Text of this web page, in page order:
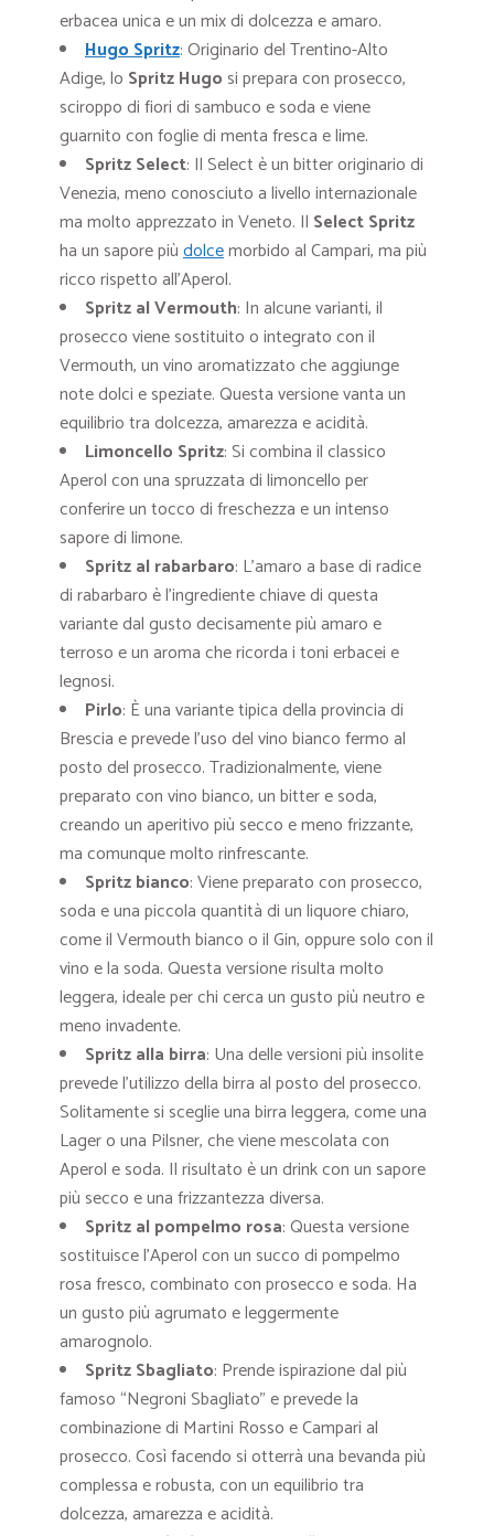
erbacea unica e un mix di dolcezza e amaro.
Hugo Spritz: Originario del Trentino-Alto
Adige, lo Spritz Hugo si prepara con prosecco,
sciroppo di fiori di sambuco e soda e viene
guarnito con foglie di menta fresca e lime.
Spritz Select: Il Select è un bitter originario di
Venezia, meno conosciuto a livello internazionale
ma molto apprezzato in Veneto. Il Select Spritz
ha un sapore piùdolcemorbido al Campari, ma più
ricco rispetto all’Aperol.
Spritz al Vermouth: In alcune varianti, il
prosecco viene sostituito o integrato con il
Vermouth, un vino aromatizzato che aggiunge
note dolci e speziate. Questa versione vanta un
equilibrio tra dolcezza, amarezza e acidità.
Limoncello Spritz: Si combina il classico
Aperol con una spruzzata di limoncello per
conferire un tocco di freschezza e un intenso
sapore di limone.
Spritz al rabarbaro: L’amaro a base di radice
di rabarbaro è l’ingrediente chiave di questa
variante dal gusto decisamente più amaro e
terroso e un aroma che ricorda i toni erbacei e
legnosi.
Pirlo: È una variante tipica della provincia di
Brescia e prevede l’uso del vino bianco fermo al
posto del prosecco. Tradizionalmente, viene
preparato con vino bianco, un bitter e soda,
creando un aperitivo più secco e meno frizzante,
ma comunque molto rinfrescante.
Spritz bianco: Viene preparato con prosecco,
soda e una piccola quantità di un liquore chiaro,
come il Vermouth bianco o il Gin, oppure solo con il
vino e la soda. Questa versione risulta molto
leggera, ideale per chi cerca un gusto più neutro e
meno invadente.
Spritz alla birra: Una delle versioni più insolite
prevede l’utilizzo della birra al posto del prosecco.
Solitamente si sceglie una birra leggera, come una
Lager o una Pilsner, che viene mescolata con
Aperol e soda. Il risultato è un drink con un sapore
più secco e una frizzantezza diversa.
Spritz al pompelmo rosa: Questa versione
sostituisce l’Aperol con un succo di pompelmo
rosa fresco, combinato con prosecco e soda. Ha
un gusto più agrumato e leggermente
amarognolo.
Spritz Sbagliato: Prende ispirazione dal più
famoso “Negroni Sbagliato” e prevede la
combinazione di Martini Rosso e Campari al
prosecco. Così facendo si otterrà una bevanda più
complessa e robusta, con un equilibrio tra
dolcezza, amarezza e acidità.